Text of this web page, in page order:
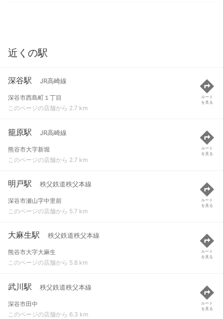
近くの駅
深谷駅 JR高崎線
深谷市西島町１丁目
このページの店舗から 2.7 km
ルート
を見る
籠原駅 JR高崎線
熊谷市大字新堀
このページの店舗から 2.7 km
ルート
を見る
明戸駅 秩父鉄道秩父本線
深谷市瀬山字中里前
このページの店舗から 5.7 km
ルート
を見る
大麻生駅 秩父鉄道秩父本線
熊谷市大字大麻生
このページの店舗から 5.8 km
ルート
を見る
武川駅 秩父鉄道秩父本線
深谷市田中
このページの店舗から 6.3 km
ルート
を見る